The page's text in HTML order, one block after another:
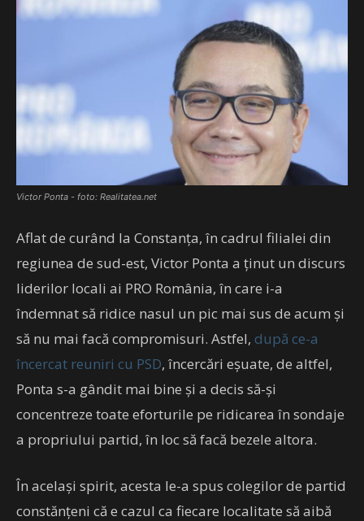
Victor Ponta - foto: Realitatea.net
Aflat de curând la Constanța, în cadrul filialei din
regiunea de sud-est, Victor Ponta a ținut un discurs
liderilor locali ai PRO România, în care i-a
îndemnat să ridice nasul un pic mai sus de acum și
să nu mai facă compromisuri. Astfel, după ce-a
încercat reuniri cu PSD, încercări eșuate, de altfel,
Ponta s-a gândit mai bine și a decis să-și
concentreze toate eforturile pe ridicarea în sondaje
a propriului partid, în loc să facă bezele altora.
În același spirit, acesta le-a spus colegilor de partid
constănțeni că e cazul ca fiecare localitate să aibă